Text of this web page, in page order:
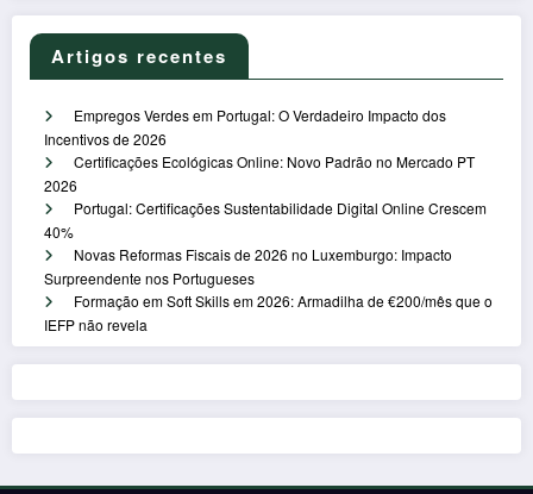
Artigos recentes
Empregos Verdes em Portugal: O Verdadeiro Impacto dos
Incentivos de 2026
Certificações Ecológicas Online: Novo Padrão no Mercado PT
2026
Portugal: Certificações Sustentabilidade Digital Online Crescem
40%
Novas Reformas Fiscais de 2026 no Luxemburgo: Impacto
Surpreendente nos Portugueses
Formação em Soft Skills em 2026: Armadilha de €200/mês que o
IEFP não revela